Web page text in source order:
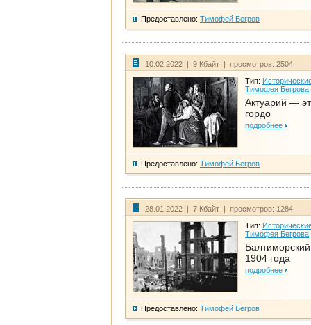
Предоставлено: Тимофей Бегров
10.02.2022 | 9 Кбайт | просмотров: 2504
Тип:
Тимофея Бегрова
Актуарий —
гордо
подробнее
Предоставлено: Тимофей Бегров
28.01.2022 | 7 Кбайт | просмотров: 1284
Тип:
Тимофея Бегрова
1904 года
подробнее
Предоставлено: Тимофей Бегров